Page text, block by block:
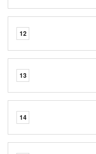
12
13
14